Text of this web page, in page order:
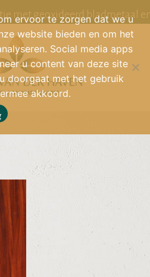
met geoxideerd bladmetaal
ervoor te zorgen dat we u
website bieden en om het
Social media apps
u content van deze site
doorgaat met het gebruik
akkoord.